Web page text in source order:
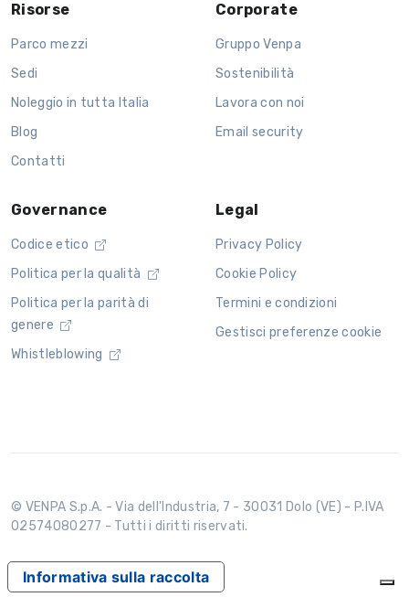
Risorse
Parco mezzi
Sedi
Noleggio in tutta Italia
Blog
Contatti
Corporate
Gruppo Venpa
Sostenibilità
Lavora con noi
Email security
Governance
Codice etico
Politica per la qualità
Politica per la parità di
genere
Whistleblowing
Legal
Privacy Policy
Cookie Policy
Termini e condizioni
Gestisci preferenze cookie
© VENPA S.p.A. - Via dell'Industria, 7 - 30031 Dolo (VE) - P.IVA
02574080277 - Tutti i diritti riservati.
Informativa sulla raccolta